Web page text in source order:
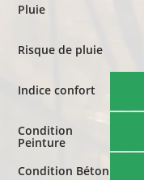
Pluie
Risque de pluie
Indice confort
Condition
Peinture
Condition Béton